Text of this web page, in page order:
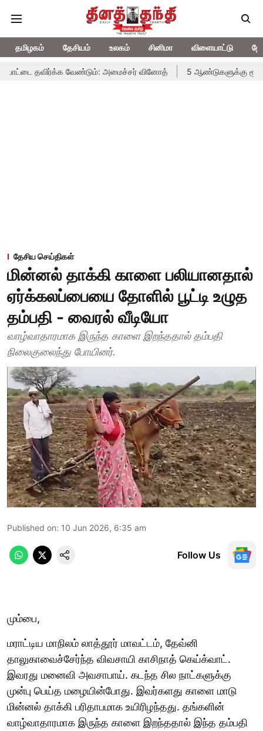
தமிழகம் தேசியம் உலகம் சினிமா விளையாட்டு
தவிர்க்க வேண்டும்: அமைச்சர் வினோத் 5 ஆண்டுகளுக்கு ரூ.600
தேசிய செய்திகள்
மின்னல் தாக்கி காளை பலியானதால்
ஏர்க்கலப்பையை தோளில் பூட்டி உழுத
தம்பதி - வைரல் வீடியோ
வாழ்வாதாரமாக இருந்த காளை இறந்ததால் தம்பதி
நிலைகுலைந்து போயினர்.
Published on: 10 Jun 2026, 6:35 am
Follow Us
மும்பை,
மராட்டிய மாநிலம் லாத்தூர் மாவட்டம், தேவ்னி
தாலுகாவைச்சேர்ந்த விவசாயி காசிநாத் கெய்க்வாட்.
இவரது மனைவி அவசாபாய். கடந்த சில நாட்களுக்கு
முன்பு பெய்த மழையின்போது. இவர்களது காளை மாடு
மின்னல் தாக்கி பரிதாபமாக உயிரிழந்தது. தங்களின்
வாழ்வாதாரமாக இருந்த காளை இறந்ததால் இந்த தம்பதி